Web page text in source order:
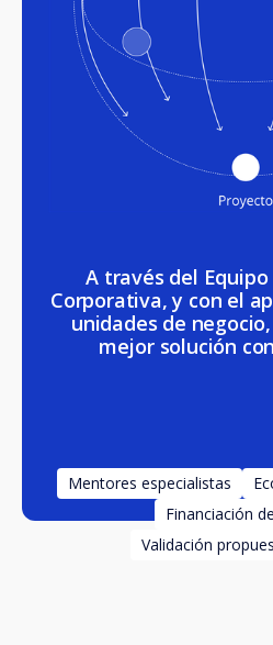
A través del
Corporativa, y con el
unidades de
mejor solución
Mentores especialistas
Financiación
Validación